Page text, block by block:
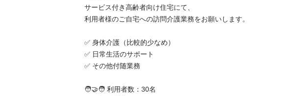
サービス付き高齢者向け住宅にて、
利用者様のご自宅への訪問介護業務をお願いします。
✅ 身体介護（比較的少なめ）
✅ 日常生活のサポート
✅ その他付随業務
🧑‍🤝‍🧑 利用者数：30名